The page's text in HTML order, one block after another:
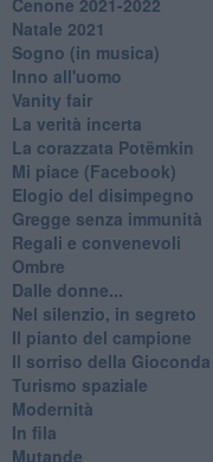
Natale 2021
Sogno (in musica)
Inno all'uomo
Vanity fair
La verità incerta
La corazzata Potëmkin
Mi piace (Facebook)
Elogio del disimpegno
Gregge senza immunità
Regali e convenevoli
Ombre
Dalle donne...
Nel silenzio, in segreto
Il pianto del campione
Il sorriso della Gioconda
Turismo spaziale
Modernità
In fila
Mutande